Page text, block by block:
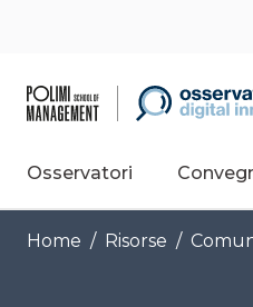
Osservatori
Home / Risorse /